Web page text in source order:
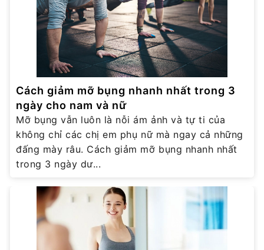
Cách giảm mỡ bụng nhanh nhất trong 3
ngày cho nam và nữ
Mỡ bụng vẫn luôn là nỗi ám ảnh và tự ti của
không chỉ các chị em phụ nữ mà ngay cả những
đấng mày râu. Cách giảm mỡ bụng nhanh nhất
trong 3 ngày dư...